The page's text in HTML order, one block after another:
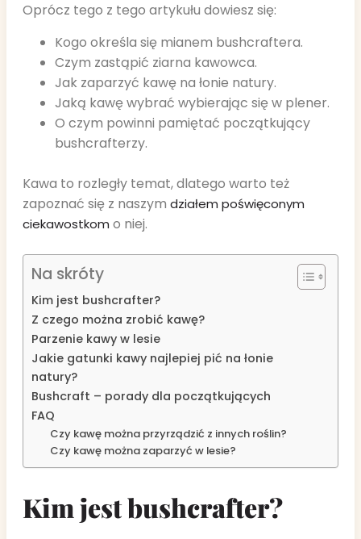
Oprócz tego z tego artykułu dowiesz się:
Kogo określa się mianem bushcraftera.
Czym zastąpić ziarna kawowca.
Jak zaparzyć kawę na łonie natury.
Jaką kawę wybrać wybierając się w plener.
O czym powinni pamiętać początkujący
bushcrafterzy.
Kawa to rozległy temat, dlatego warto też
zapoznać się z naszym działem poświęconym
ciekawostkom o niej.
Na skróty
Kim jest bushcrafter?
Z czego można zrobić kawę?
Parzenie kawy w lesie
Jakie gatunki kawy najlepiej pić na łonie
natury?
Bushcraft – porady dla początkujących
FAQ
Czy kawę można przyrządzić z innych roślin?
Czy kawę można zaparzyć w lesie?
Kim jest bushcrafter?